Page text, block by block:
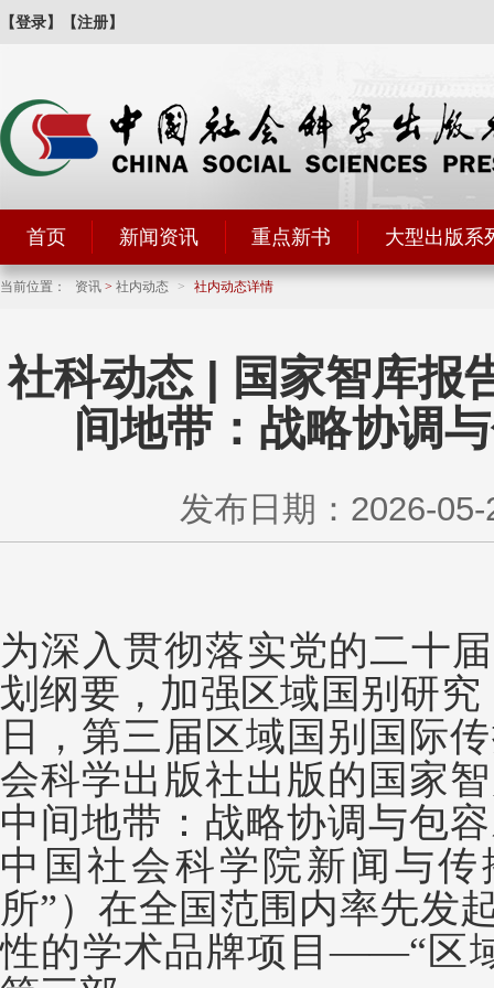
【登录】 【注册】
首页 新闻资讯 重点新书 大型出版系
当前位置： 资讯 > 社内动态 > 社内动态详情
社科动态 | 国家智库报
间地带：战略协调
发布日期：2026-
为深入贯彻落实党的二十
划纲要，加强区域国别研
日，第三届区域国别国际
会科学出版社出版的国家
中间地带：战略协调与包
中国社会科学院新闻与
所”）在全国范围内率先发
性的学术品牌项目——“区